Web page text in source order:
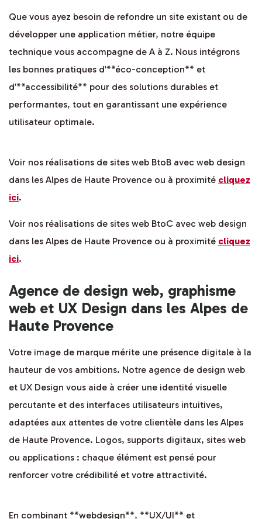
Que vous ayez besoin de refondre un site existant ou de
développer une application métier, notre équipe
technique vous accompagne de A à Z. Nous intégrons
les bonnes pratiques d’**éco-conception** et
d’**accessibilité** pour des solutions durables et
performantes, tout en garantissant une expérience
utilisateur optimale.
Voir nos réalisations de sites web BtoB avec web design
dans les Alpes de Haute Provence ou à proximité cliquez
ici.
Voir nos réalisations de sites web BtoC avec web design
dans les Alpes de Haute Provence ou à proximité cliquez
ici.
Agence de design web, graphisme
web et UX Design dans les Alpes de
Haute Provence
Votre image de marque mérite une présence digitale à la
hauteur de vos ambitions. Notre agence de design web
et UX Design vous aide à créer une identité visuelle
percutante et des interfaces utilisateurs intuitives,
adaptées aux attentes de votre clientèle dans les Alpes
de Haute Provence. Logos, supports digitaux, sites web
ou applications : chaque élément est pensé pour
renforcer votre crédibilité et votre attractivité.
En combinant **webdesign**, **UX/UI** et